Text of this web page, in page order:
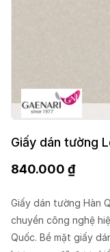
Giấy dán tường
840.000 ₫
Giấy dán tường Hàn
chuyền công nghệ
Quốc. Bề mặt giấy